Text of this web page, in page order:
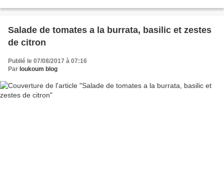
Salade de tomates a la burrata, basilic et zestes
de citron
Publié le 07/08/2017 à 07:16
Par loukoum blog